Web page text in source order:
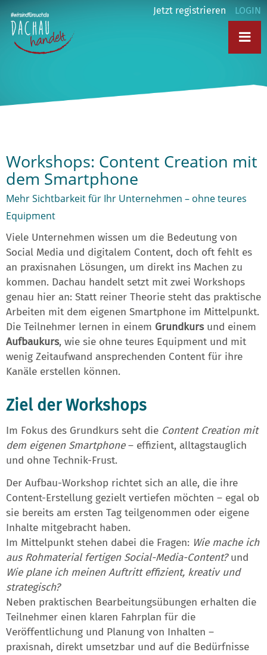
Jetzt registrieren LOGIN
Workshops: Content Creation mit
dem Smartphone
Mehr Sichtbarkeit für Ihr Unternehmen – ohne teures
Equipment
Viele Unternehmen wissen um die Bedeutung von
Social Media und digitalem Content, doch oft fehlt es
an praxisnahen Lösungen, um direkt ins Machen zu
kommen. Dachau handelt setzt mit zwei Workshops
genau hier an: Statt reiner Theorie steht das praktische
Arbeiten mit dem eigenen Smartphone im Mittelpunkt.
Die Teilnehmer lernen in einem Grundkursund einem
Aufbaukurs, wie sie ohne teures Equipment und mit
wenig Zeitaufwand ansprechenden Content für ihre
Kanäle erstellen können.
Ziel der Workshops
Im Fokus des Grundkurs seht die Content Creation mit
dem eigenen Smartphone– effizient, alltagstauglich
und ohne Technik-Frust.
Der Aufbau-Workshop richtet sich an alle, die ihre
Content-Erstellung gezielt vertiefen möchten – egal ob
sie bereits am ersten Tag teilgenommen oder eigene
Inhalte mitgebracht haben.
Im Mittelpunkt stehen dabei die Fragen: Wie mache ich
aus Rohmaterial fertigen Social-Media-Content?und
Wie plane ich meinen Auftritt effizient, kreativ und
strategisch?
Neben praktischen Bearbeitungsübungen erhalten die
Teilnehmer einen klaren Fahrplan für die
Veröffentlichung und Planung von Inhalten –
praxisnah, direkt umsetzbar und auf die Bedürfnisse